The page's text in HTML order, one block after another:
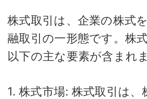
株式取引は、企業の株式
融取引の一形態です。株
以下の主な要素が含まれま
1. 株式市場: 株式取引は、